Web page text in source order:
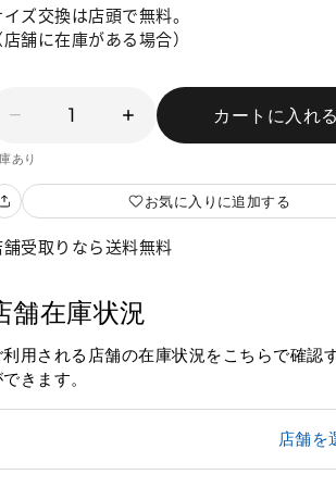
ズ交換は店頭で無料。
舗に在庫がある場合）
1 カートに入れる
あり
お気に入りに追加する
舗受取りなら送料無料
舗在庫状況
利用される店舗の在庫状況をこちらで確認
きます。
店舗を